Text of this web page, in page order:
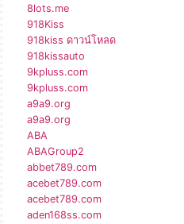
8lots.me
918Kiss
918kiss ดาวน์โหลด
918kissauto
9kpluss.com
9kpluss.com
a9a9.org
a9a9.org
ABA
ABAGroup2
abbet789.com
acebet789.com
acebet789.com
aden168ss.com